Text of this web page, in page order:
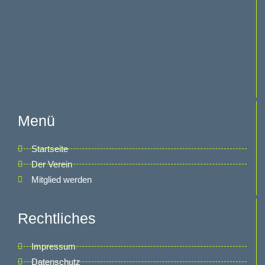
Menü
Startseite
Der Verein
Mitglied werden
Rechtliches
Impressum
Datenschutz